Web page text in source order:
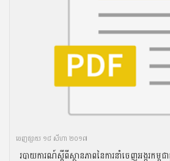
ចេញ​ផ្សាយ​ ១៨ សីហា ២០១៧
របាយ​ការណ៍​ស្តីពី​ស្ថានភាព​នៃ​ការ​នាំ​ចេញ​អង្ករ​កម្ពុ